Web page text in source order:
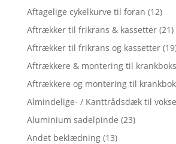
Aftagelige cykelkurve til foran (12)
Aftrækker til frikrans & kassetter (21)
Aftrækker til frikrans og kassetter
Aftrækkere & montering til krankboks
Aftrækkere og montering til
Almindelige- / Kanttrådsdæk til
Aluminium sadelpinde (23)
Andet beklædning (13)